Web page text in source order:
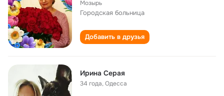
Мозырь
Городская больница
Добавить в друзья
Ирина Серая
34 года,Одесса